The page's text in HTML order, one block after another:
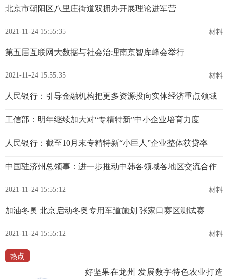
北京市朝阳区八里庄街道双拥办开展理论进军营
2021-11-24 15:55:35 材料
第五届互联网大数据与社会治理南京智库峰会举行
2021-11-24 15:55:35 材料
人民银行：引导金融机构把更多资源投向实体经济重点领域
工信部：明年继续加大对“专精特新”中小企业培育力度
人民银行：截至10月末专精特新“小巨人”企业整体获贷率
中国驻济州总领事：进一步推动中韩各领域各地区交流合作
2021-11-24 15:55:12 材料
加油冬奥 北京启动冬奥专用车道施划 张家口赛区测试赛
2021-11-24 15:55:12 材料
热点
好坚果在龙州 发展数字特色农业打造